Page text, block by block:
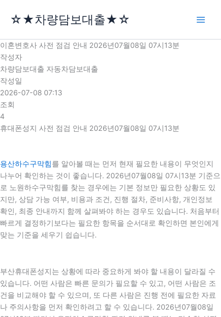
로
건
너
뛰
기
☆★차량담보대출★☆
이혼변호사 사전 점검 안내 2026년07월08일 07시13분
작성자
차량담보대출 자동차담보대출
작성일
2026-07-08 07:13
조회
4
휴대폰성지 사전 점검 안내 2026년07월08일 07시13분
용산하수구막힘를 알아볼 때는 먼저 현재 필요한 내용이 무엇인지
나누어 확인하는 것이 좋습니다. 2026년07월08일 07시13분 기준으
로 노원하수구막힘를 찾는 경우에는 기본 정보만 필요한 상황도 있
지만, 상담 가능 여부, 비용과 조건, 진행 절차, 준비사항, 개인정보
확인, 최종 안내까지 함께 살펴봐야 하는 경우도 있습니다. 처음부터
빠르게 결정하기보다는 필요한 항목을 순서대로 확인하면 본인에게
맞는 기준을 세우기 쉽습니다.
부산휴대폰성지는 상황에 따라 중요하게 봐야 할 내용이 달라질 수
있습니다. 어떤 사람은 빠른 문의가 필요할 수 있고, 어떤 사람은 조
건을 비교해야 할 수 있으며, 또 다른 사람은 진행 전에 필요한 자료
나 주의사항을 먼저 확인하려고 할 수 있습니다. 2026년07월08일